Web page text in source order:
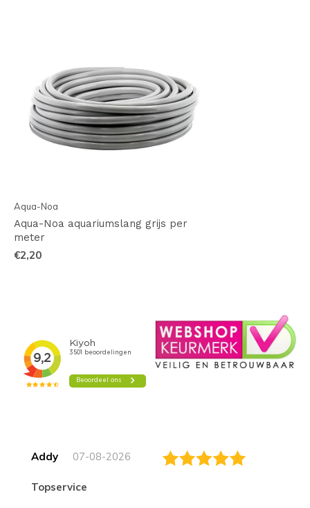
Aqua-Noa
Aqua-Noa aquariumslang grijs per
meter
€2,20
Addy 07-08-2026
topservice